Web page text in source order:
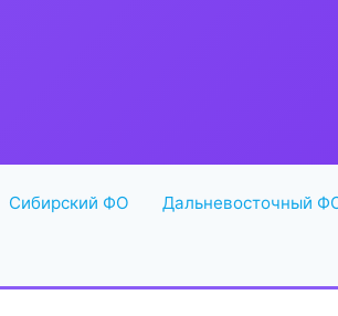
Сибирский ФО Дальневосточный